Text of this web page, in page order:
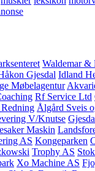
Waldemar &
Gjesdal Idland
Møbelagentur
Rf Service Ltd
Ålgård Sveis
V/Knutse
Maskin
AS Kongeparken
Trophy AS
Xo Machine AS